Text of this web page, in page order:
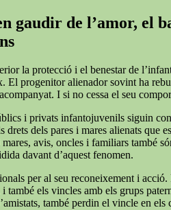
gaudir de l’amor, el
la protecció i el benestar de
El progenitor alienador sovint ha
I si no cessa el seu
i privats infantojuvenils siguin
dels pares i mares alienats
avis, oncles i familiars també
davant d’aquest fenomen.
per al seu reconeixement i
els vincles amb els grups
també perdin el vincle en els